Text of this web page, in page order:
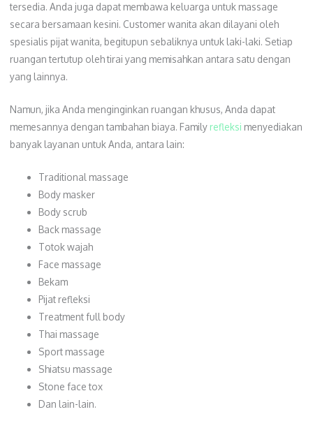
tersedia. Anda juga dapat membawa keluarga untuk massage
secara bersamaan kesini. Customer wanita akan dilayani oleh
spesialis pijat wanita, begitupun sebaliknya untuk laki-laki. Setiap
ruangan tertutup oleh tirai yang memisahkan antara satu dengan
yang lainnya.
Namun, jika Anda menginginkan ruangan khusus, Anda dapat
memesannya dengan tambahan biaya. Family refleksi menyediakan
banyak layanan untuk Anda, antara lain:
Traditional massage
Body masker
Body scrub
Back massage
Totok wajah
Face massage
Bekam
Pijat refleksi
Treatment full body
Thai massage
Sport massage
Shiatsu massage
Stone face tox
Dan lain-lain.